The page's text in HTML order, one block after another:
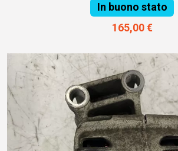
In buono stato
165,00 €